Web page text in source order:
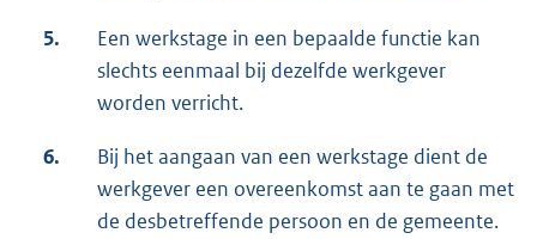
5.
Een werkstage in een bepaalde functie kan
slechts eenmaal bij dezelfde werkgever
worden verricht.
6.
Bij het aangaan van een werkstage dient de
werkgever een overeenkomst aan te gaan met
de desbetreffende persoon en de gemeente.